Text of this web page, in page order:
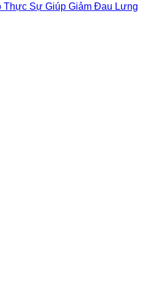
Thực Sự Giúp Giảm Đau Lưng